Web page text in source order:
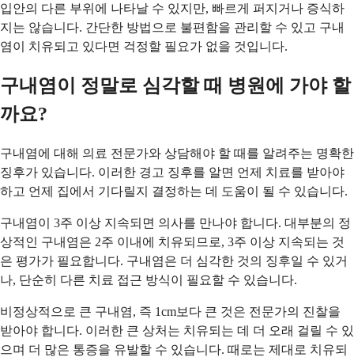
입안의 다른 부위에 나타날 수 있지만, 빠르게 퍼지거나 증식하
지는 않습니다. 간단한 방법으로 불편함을 관리할 수 있고 구내
염이 치유되고 있다면 걱정할 필요가 없을 것입니다.
구내염이 정말로 심각할 때 병원에 가야 할
까요?
구내염에 대해 의료 전문가와 상담해야 할 때를 알려주는 명확한
징후가 있습니다. 이러한 경고 징후를 알면 언제 치료를 받아야
하고 언제 집에서 기다릴지 결정하는 데 도움이 될 수 있습니다.
구내염이 3주 이상 지속되면 의사를 만나야 합니다. 대부분의 정
상적인 구내염은 2주 이내에 치유되므로, 3주 이상 지속되는 것
은 평가가 필요합니다. 구내염은 더 심각한 것의 징후일 수 있거
나, 단순히 다른 치료 접근 방식이 필요할 수 있습니다.
비정상적으로 큰 구내염, 즉 1cm보다 큰 것은 전문가의 진찰을
받아야 합니다. 이러한 큰 상처는 치유되는 데 더 오래 걸릴 수 있
으며 더 많은 통증을 유발할 수 있습니다. 때로는 제대로 치유되